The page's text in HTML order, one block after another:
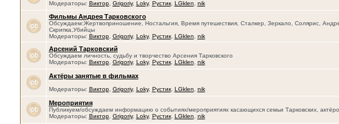
Модераторы: Виктор, Grigoriy, Loky, Рустик, LGklen nik
Фильмы Андрея Тарковского
Обсуждаем:Жертвоприношение, Ностальгия, Время путешествия, Сталкер, Зеркало, Солярис,
Скрипка,Убийцы
Модераторы: Виктор, Grigoriy, Loky, Рустик, LGklen nik
Арсений Тарковский
Обсуждаем личность, судьбу и творчество Арсения Тарковского
Модераторы: Виктор, Grigoriy, Loky, Рустик, LGklen nik
Актёры занятые в фильмах
Модераторы: Виктор, Grigoriy, Loky, Рустик, LGklen nik
Мероприятия
Публикуем/обсуждаем информацию о событиях/мероприятиях касающихся семьи Тарковских,
Модераторы: Виктор, Grigoriy, Loky, Рустик, LGklen nik